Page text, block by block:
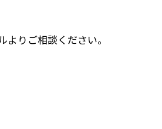
りご相談ください。